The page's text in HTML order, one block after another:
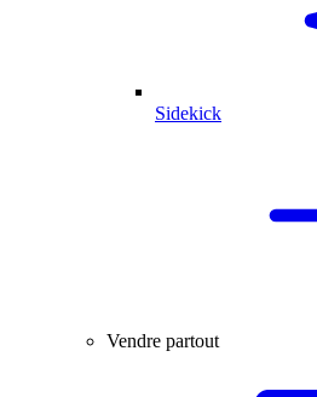
Sidekick
Vendre partout